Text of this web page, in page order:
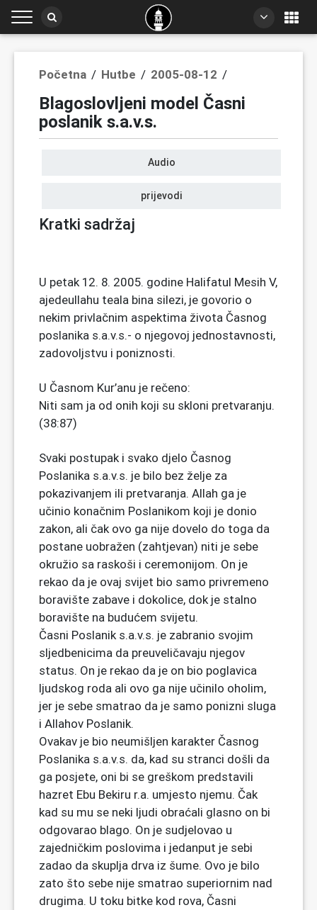
Početna / Hutbe / 2005-08-12 /
Blagoslovljeni model Časni
poslanik s.a.v.s.
Audio
prijevodi
Kratki sadržaj
U petak 12. 8. 2005. godine Halifatul Mesih V,
ajedeullahu teala bina silezi, je govorio o
nekim privlačnim aspektima života Časnog
poslanika s.a.v.s.- o njegovoj jednostavnosti,
zadovoljstvu i poniznosti.
U Časnom Kur’anu je rečeno:
Niti sam ja od onih koji su skloni pretvaranju.
(38:87)
Svaki postupak i svako djelo Časnog
Poslanika s.a.v.s. je bilo bez želje za
pokazivanjem ili pretvaranja. Allah ga je
učinio konačnim Poslanikom koji je donio
zakon, ali čak ovo ga nije dovelo do toga da
postane uobražen (zahtjevan) niti je sebe
okružio sa raskoši i ceremonijom. On je
rekao da je ovaj svijet bio samo privremeno
boravište zabave i dokolice, dok je stalno
boravište na budućem svijetu.
Časni Poslanik s.a.v.s. je zabranio svojim
sljedbenicima da preuveličavaju njegov
status. On je rekao da je on bio poglavica
ljudskog roda ali ovo ga nije učinilo oholim,
jer je sebe smatrao da je samo ponizni sluga
i Allahov Poslanik.
Ovakav je bio neumišljen karakter Časnog
Poslanika s.a.v.s. da, kad su stranci došli da
ga posjete, oni bi se greškom predstavili
hazret Ebu Bekiru r.a. umjesto njemu. Čak
kad su mu se neki ljudi obraćali glasno on bi
odgovarao blago. On je sudjelovao u
zajedničkim poslovima i jedanput je sebi
zadao da skuplja drva iz šume. Ovo je bilo
zato što sebe nije smatrao superiornim nad
drugima. U toku bitke kod rova, Časni